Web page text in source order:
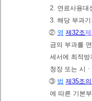
2. 연료사용대
3. 해당 부과
② 영 제32조
금의 부과를
세서에 최적
청장 또는 시
③ 법 제35조
에 따른 기본